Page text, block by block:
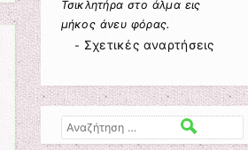
Τσικλητήρα στο άλμα εις
μήκος άνευ φόρας.
- Σχετικές αναρτήσεις
Αναζήτηση